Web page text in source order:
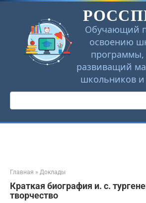
Перейти
Обучающий
освоению
программы,
развиващий
школьников и
Поиск:
Главная » Доклады
Краткая биография и. с.
творчество